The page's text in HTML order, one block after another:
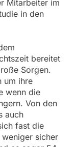
Mitarbeiter im
in den
bereitet
Sorgen.
um ihre
wenn die
Von den
auch
fast die
sicher